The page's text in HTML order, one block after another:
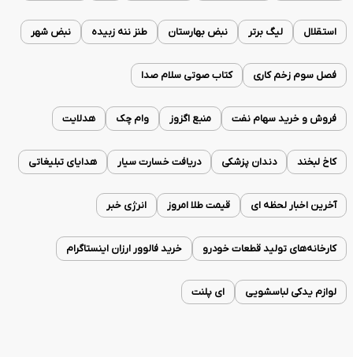
استقلال لیگ برتر نبض بهارستان طنز ننه زبیده نبض شهر
فصل سوم زخم کاری کتاب صوتی سلام صدا
فروش و خرید سهام نفت منبع اگزوز وام چک هدلایت
کاخ لبخند دندان پزشکی دریافت خسارت سیار هدایای تبلیغاتی
آخرین اخبار لحظه ای قیمت طلا امروز انرژی خبر
کارخانه‌های تولید قطعات خودرو خرید فالوور ارزان اینستاگرام
لوازم یدکی لباسشویی ای پلنت